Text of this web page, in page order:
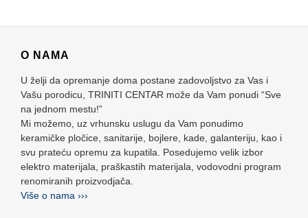
O NAMA
U želji da opremanje doma postane zadovoljstvo za Vas i
Vašu porodicu, TRINITI CENTAR može da Vam ponudi “Sve
na jednom mestu!”
Mi možemo, uz vrhunsku uslugu da Vam ponudimo
keramičke pločice, sanitarije, bojlere, kade, galanteriju, kao i
svu prateću opremu za kupatila. Posedujemo velik izbor
elektro materijala, praškastih materijala, vodovodni program
renomiranih proizvodjača.
Više o nama ›››